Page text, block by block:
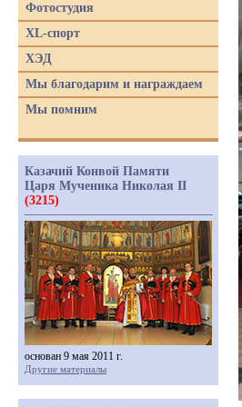
Фотостудия
XL-спорт
ХЭД
Мы благодарим и награждаем
Мы помним
Казачий Конвой Памяти
Царя Мученика Николая II
(3215)
основан 9 мая 2011 г.
Другие материалы